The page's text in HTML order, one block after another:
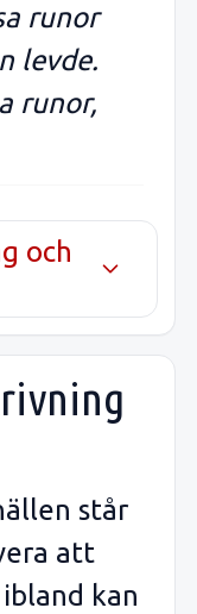
runor
levde.
runor,
och
står
att
kan